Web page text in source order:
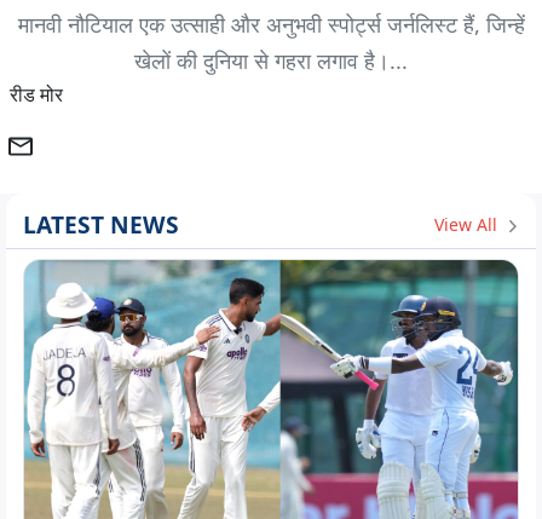
मानवी नौटियाल एक उत्साही और अनुभवी स्पोर्ट्स जर्नलिस्ट हैं, जिन्हें
खेलों की दुनिया से गहरा लगाव है।...
रीड मोर
LATEST NEWS View All